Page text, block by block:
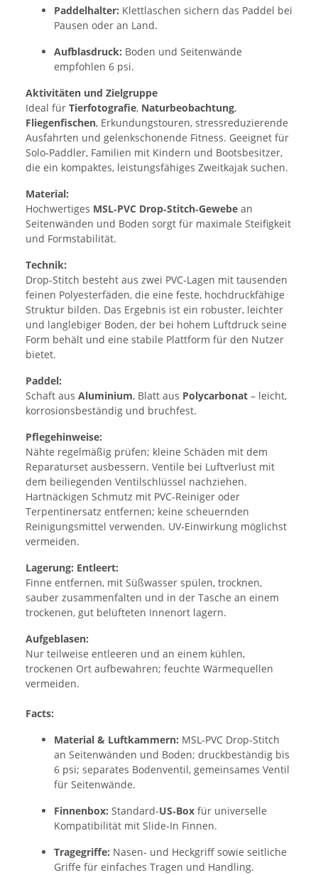
Paddelhalter: Klettlaschen sichern das Paddel bei
Pausen oder an Land.
Aufblasdruck: Boden und Seitenwände
empfohlen 6 psi.
Aktivitäten und Zielgruppe
Ideal für Tierfotografie, Naturbeobachtung,
Fliegenfischen, Erkundungstouren, stressreduzierende
Ausfahrten und gelenkschonende Fitness. Geeignet für
Solo‑Paddler, Familien mit Kindern und Bootsbesitzer,
die ein kompaktes, leistungsfähiges Zweitkajak suchen.
Material:
Hochwertiges MSL‑PVC Drop‑Stitch‑Gewebe an
Seitenwänden und Boden sorgt für maximale Steifigkeit
und Formstabilität.
Technik:
Drop‑Stitch besteht aus zwei PVC‑Lagen mit tausenden
feinen Polyesterfäden, die eine feste, hochdruckfähige
Struktur bilden. Das Ergebnis ist ein robuster, leichter
und langlebiger Boden, der bei hohem Luftdruck seine
Form behält und eine stabile Plattform für den Nutzer
bietet.
Paddel:
Schaft aus Aluminium, Blatt aus Polycarbonat – leicht,
korrosionsbeständig und bruchfest.
Pflegehinweise:
Nähte regelmäßig prüfen; kleine Schäden mit dem
Reparaturset ausbessern. Ventile bei Luftverlust mit
dem beiliegenden Ventilschlüssel nachziehen.
Hartnäckigen Schmutz mit PVC‑Reiniger oder
Terpentinersatz entfernen; keine scheuernden
Reinigungsmittel verwenden. UV‑Einwirkung möglichst
vermeiden.
Lagerung: Entleert:
Finne entfernen, mit Süßwasser spülen, trocknen,
sauber zusammenfalten und in der Tasche an einem
trockenen, gut belüfteten Innenort lagern.
Aufgeblasen:
Nur teilweise entleeren und an einem kühlen,
trockenen Ort aufbewahren; feuchte Wärmequellen
vermeiden.
Facts:
Material & Luftkammern: MSL‑PVC Drop‑Stitch
an Seitenwänden und Boden; druckbeständig bis
6 psi; separates Bodenventil, gemeinsames Ventil
für Seitenwände.
Finnenbox: Standard‑US‑Box für universelle
Kompatibilität mit Slide‑In Finnen.
Tragegriffe: Nasen‑ und Heckgriff sowie seitliche
Griffe für einfaches Tragen und Handling.